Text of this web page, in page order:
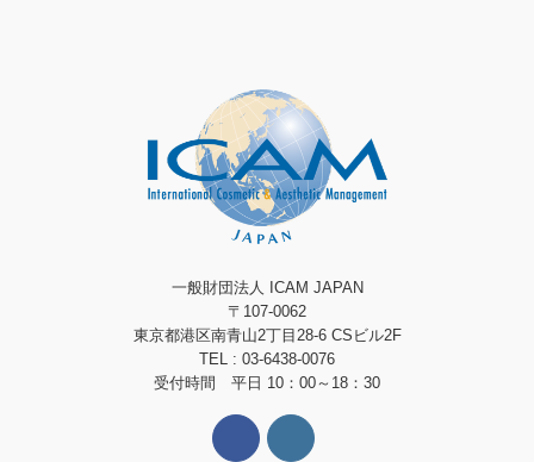
一般財団法人 ICAM JAPAN
〒107-0062
東京都港区南青山2丁目28-6 CSビル2F
TEL : 03-6438-0076
受付時間 平日 10：00～18：30